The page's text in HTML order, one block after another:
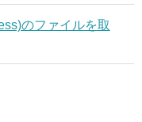
のファイルを取